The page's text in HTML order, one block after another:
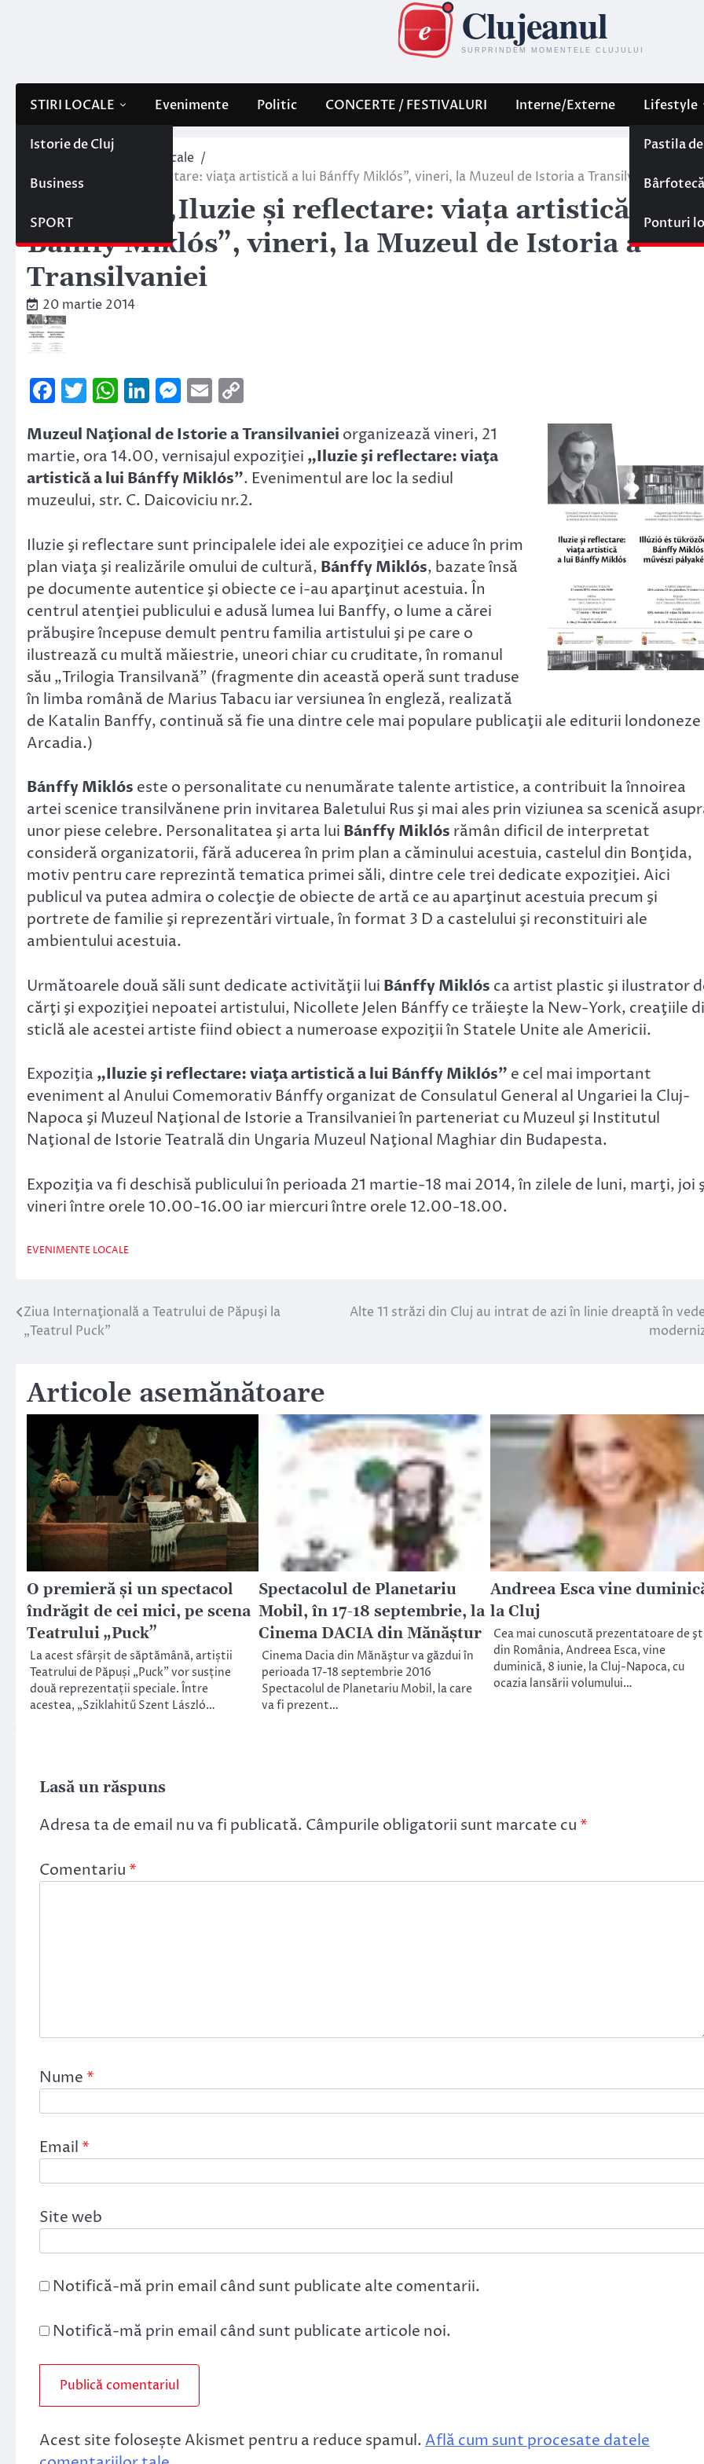
STIRI LOCALE
Istorie de Cluj
Business
SPORT
Evenimente Politic CONCERTE / FESTIVALURI Interne/Externe Lifestyle
Pastila
Bârfotecă
Ponturi
Evenimente locale
Expozitia „Iluzie şi reflectare: viaţa artistică a lui Bánffy Miklós”, vineri, la Muzeul de Istoria a Transilvaniei
Expozitia „Iluzie şi reflectare: viaţa artistică a lui
Bánffy Miklós”, vineri, la Muzeul de Istoria a
Transilvaniei
20 martie 2014
Facebook
Twitter
WhatsApp
LinkedIn
Messenger
Email
Muzeul Naţional de Istorie a Transilvaniei organizează vineri, 21
martie, ora 14.00, vernisajul expoziţiei „Iluzie şi reflectare: viaţa
artistică a lui Bánffy Miklós”. Evenimentul are loc la sediul
muzeului, str. C. Daicoviciu nr.2.
Iluzie şi reflectare sunt principalele idei ale expoziţiei ce aduce în prim
plan viaţa şi realizările omului de cultură, Bánffy Miklós, bazate însă
pe documente autentice şi obiecte ce i-au aparţinut acestuia. În
centrul atenţiei publicului e adusă lumea lui Banffy, o lume a cărei
prăbuşire începuse demult pentru familia artistului şi pe care o
ilustrează cu multă măiestrie, uneori chiar cu cruditate, în romanul
său „Trilogia Transilvană” (fragmente din această operă sunt traduse
în limba română de Marius Tabacu iar versiunea în engleză, realizată
de Katalin Banffy, continuă să fie una dintre cele mai populare publicaţii ale editurii londoneze
Arcadia.)
Bánffy Miklós este o personalitate cu nenumărate talente artistice, a contribuit la înnoirea
artei scenice transilvănene prin invitarea Baletului Rus şi mai ales prin viziunea sa scenică
unor piese celebre. Personalitatea şi arta lui Bánffy Miklós rămân dificil de interpretat
consideră organizatorii, fără aducerea în prim plan a căminului acestuia, castelul din Bonţida,
motiv pentru care reprezintă tematica primei săli, dintre cele trei dedicate expoziţiei. Aici
publicul va putea admira o colecţie de obiecte de artă ce au aparţinut acestuia precum şi
portrete de familie şi reprezentări virtuale, în format 3 D a castelului şi reconstituiri ale
ambientului acestuia.
Următoarele două săli sunt dedicate activităţii lui Bánffy Miklós ca artist plastic şi ilustrator
cărţi şi expoziţiei nepoatei artistului, Nicollete Jelen Bánffy ce trăieşte la New-York, creaţiile
sticlă ale acestei artiste fiind obiect a numeroase expoziţii în Statele Unite ale Americii.
Expoziţia „Iluzie şi reflectare: viaţa artistică a lui Bánffy Miklós” e cel mai important
eveniment al Anului Comemorativ Bánffy organizat de Consulatul General al Ungariei la Cluj-
Napoca şi Muzeul Naţional de Istorie a Transilvaniei în parteneriat cu Muzeul şi Institutul
Naţional de Istorie Teatrală din Ungaria Muzeul Naţional Maghiar din Budapesta.
Expoziţia va fi deschisă publicului în perioada 21 martie-18 mai 2014, în zilele de luni, marţi, joi
vineri între orele 10.00-16.00 iar miercuri între orele 12.00-18.00.
EVENIMENTE LOCALE
Navigare
în
Ziua Internaţională a Teatrului de Păpuşi la
„Teatrul Puck”
Alte 11 străzi din Cluj au intrat de azi în linie dreaptă în
Articole asemănătoare
O premieră și un spectacol
îndrăgit de cei mici, pe scena
Teatrului „Puck”
La acest sfârșit de săptămână, artiștii
Teatrului de Păpuși „Puck” vor susține
două reprezentații speciale. Între
acestea, „Sziklahitű Szent László…
Spectacolul de Planetariu
Mobil, în 17-18 septembrie, la
Cinema DACIA din Mănăştur
Cinema Dacia din Mănăştur va găzdui în
perioada 17-18 septembrie 2016
Spectacolul de Planetariu Mobil, la care
va fi prezent…
Andreea Esca vine
la Cluj
Cea mai cunoscută prezentatoare de
din România, Andreea Esca, vine
duminică, 8 iunie, la Cluj-Napoca, cu
ocazia lansării volumului…
Lasă un răspuns
Adresa ta de email nu va fi publicată. Câmpurile obligatorii sunt marcate cu *
Comentariu *
Nume *
Email *
Site web
Notifică-mă prin email când sunt publicate alte comentarii.
Notifică-mă prin email când sunt publicate articole noi.
Acest site folosește Akismet pentru a reduce spamul. Află cum sunt procesate datele